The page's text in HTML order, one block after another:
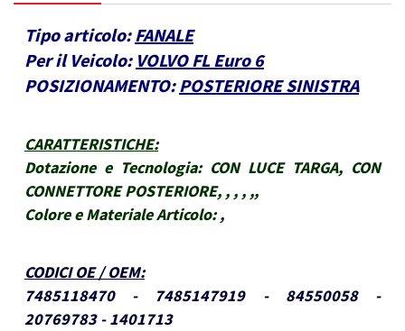
Tipo articolo: FANALE
Per il Veicolo: VOLVO FL Euro 6
POSIZIONAMENTO: POSTERIORE SINISTRA
CARATTERISTICHE:
Dotazione e Tecnologia: CON LUCE TARGA, CON
CONNETTORE POSTERIORE, , , , ,,
Colore e Materiale Articolo: ,
CODICI OE / OEM:
7485118470 - 7485147919 - 84550058 -
20769783 - 1401713